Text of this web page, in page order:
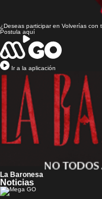
¿Deseas participar en Volverías con
Postula aquí
Ir a la aplicación
La Baronesa
Noticias